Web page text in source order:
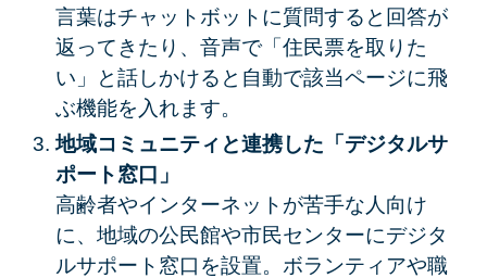
言葉はチャットボットに質問すると回答が
返ってきたり、音声で「住民票を取りた
い」と話しかけると自動で該当ページに飛
ぶ機能を入れます。
地域コミュニティと連携した「デジタルサ
ポート窓口」
高齢者やインターネットが苦手な人向け
に、地域の公民館や市民センターにデジタ
ルサポート窓口を設置。ボランティアや職